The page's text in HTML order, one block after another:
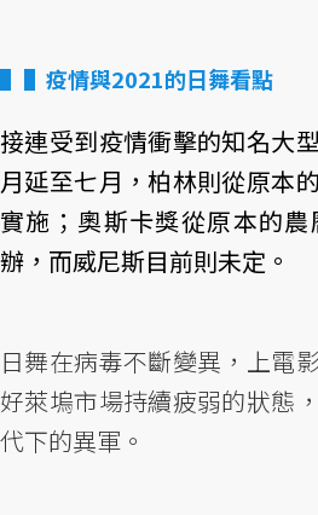
▌疫情與2021的日舞看點
接連受到疫情衝擊的知名大
月延至七月，柏林則從原本
實施；奧斯卡獎從原本的
辦，而威尼斯目前則未定。
日舞在病毒不斷變異，上電
好萊塢市場持續疲弱的狀態
代下的異軍。